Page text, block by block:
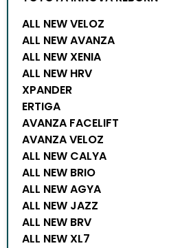
ALL NEW VELOZ
ALL NEW AVANZA
ALL NEW XENIA
ALL NEW HRV
XPANDER
ERTIGA
AVANZA FACELIFT
AVANZA VELOZ
ALL NEW CALYA
ALL NEW BRIO
ALL NEW AGYA
ALL NEW JAZZ
ALL NEW BRV
ALL NEW XL7